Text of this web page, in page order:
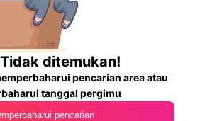
ditemukan!
pencarian area atau
tanggal pergimu
pencarian